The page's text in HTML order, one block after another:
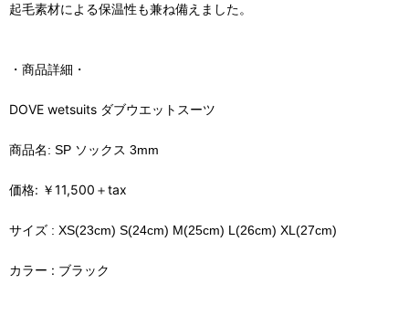
起毛素材による保温性も兼ね備えました。
・商品詳細・
DOVE wetsuits ダブウエットスーツ
商品名: SP ソックス 3mm
価格: ￥11,500＋tax
サイズ : XS(23cm) S(24cm) M(25cm) L(26cm) XL(27cm)
カラー : ブラック